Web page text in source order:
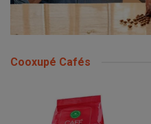
Cooxupé Cafés